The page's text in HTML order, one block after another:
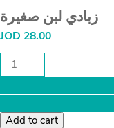
زبادي لبن صغيرة
JOD 28.00
زبادي
لبن
quantity
Add to cart